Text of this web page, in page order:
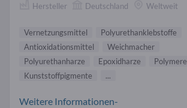
Hersteller Deutschland Weltweit
Vernetzungsmittel
Polyurethanklebstoffe
Antioxidationsmittel
Weichmacher
Polyurethanharze
Epoxidharze
Polymere
Kunststoffpigmente
...
Weitere Informationen-